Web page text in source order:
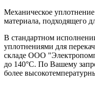
Механическое уплотнение
материала, подходящего
В стандартном
уплотнениями для
складе ООО
до 140°С. По Вашему
более